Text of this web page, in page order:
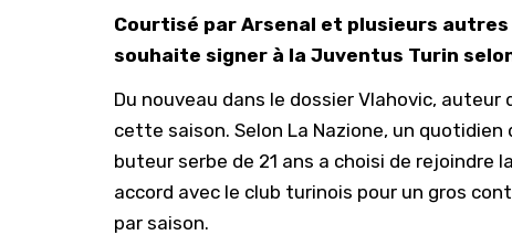
Courtisé par Arsenal et plusieurs
souhaite signer à la Juventus Turin
Du nouveau dans le dossier Vlahovic,
cette saison. Selon La Nazione, un quotidien
buteur serbe de 21 ans a choisi de
accord avec le club turinois pour un gros
par saison.